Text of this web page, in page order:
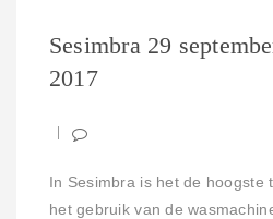
Sesimbra 29
2017
In Sesimbra is het de hoogste
het gebruik van de